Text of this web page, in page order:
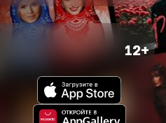
12+